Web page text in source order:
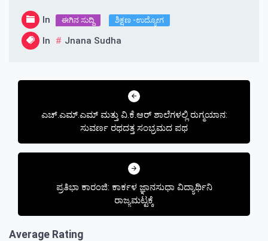
In ಈಗಿನ ಸುದ್ದಿ ಶಿಕ್ಷಣ -ಉದ್ಯೋಗ
In Jnana Sudha
Post
ಎಚ್.ಎಮ್.ಎಮ್ ಮತ್ತು ವಿ.ಕೆ.ಆರ್ ಶಾಲೆಗಳಲ್ಲಿ ರುಗ್ಮಯಾನ:
ಸುವರ್ಣ ರಥದತ್ತ ಸಂಭ್ರಮದ ಪಥ
ಪ್ರತಿಭಾ ಕಾರಂಜಿ: ಕಾರ್ಕಳ ಜ್ಞಾನಸುಧಾ ವಿದ್ಯಾರ್ಥಿನಿ
ರಾಜ್ಯಮಟ್ಟಕ್ಕೆ
Average Rating